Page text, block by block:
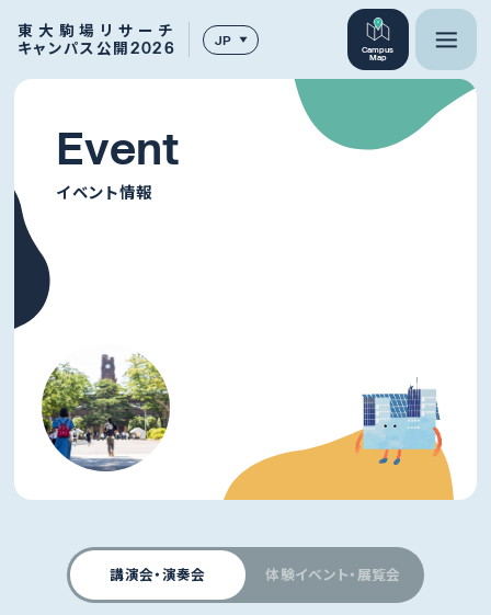
東大駒場リサーチ
キャンパス公開2026
JP
Campus
Map
Event
イベント情報
講演会・演奏会 体験イベント・展覧会